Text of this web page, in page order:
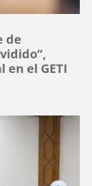
de
el GETI